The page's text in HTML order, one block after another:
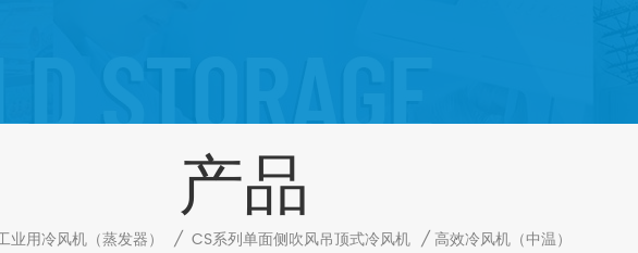
产品
业用冷风机（蒸发器） / CS系列单面侧吹风吊顶式冷风机 / 高效冷风机（中温）